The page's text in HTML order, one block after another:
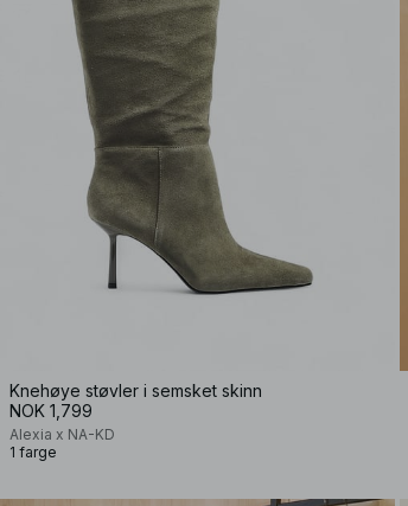
Knehøye støvler i semsket skinn
NOK 1,799
Alexia x NA-KD
1 farge